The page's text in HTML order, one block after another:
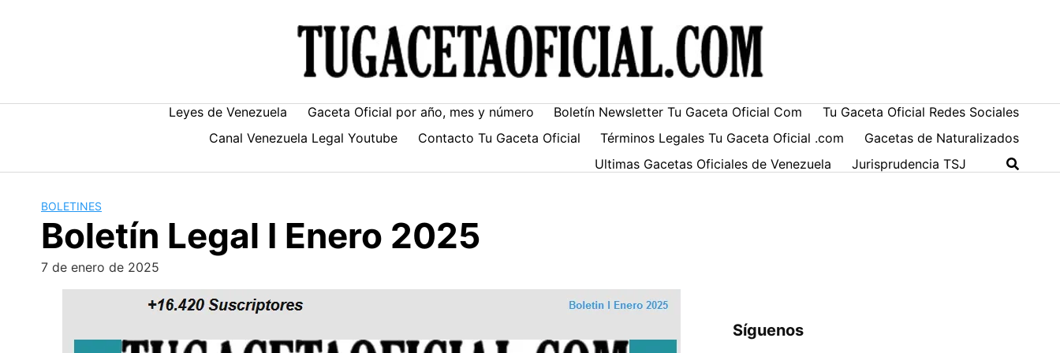
Leyes de Venezuela Gaceta Oficial por año, mes y número Boletín Newsletter Tu Gaceta Oficial Com
Tu Gaceta Oficial Redes Sociales
Canal Venezuela Legal Youtube
Contacto Tu Gaceta Oficial Términos Legales Tu Gaceta Oficial .com
Gacetas de Naturalizados
Ultimas Gacetas Oficiales de Venezuela
Jurisprudencia TSJ
BOLETINES
Boletín Legal I Enero 2025
7 de enero de 2025
Síguenos